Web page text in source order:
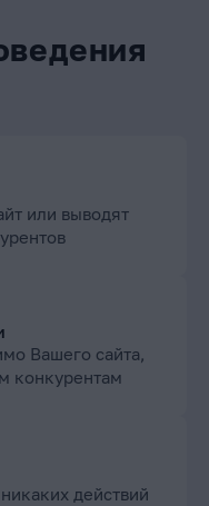
или выводят
Вашего сайта,
конкурентам
действий